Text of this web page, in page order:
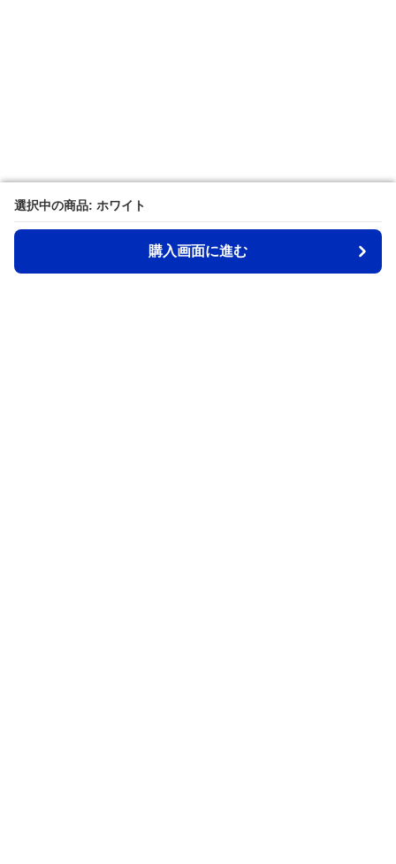
選択中の商品: ホワイト
購入画面に進む
選択中の商品: ホワイト
購入画面に進む